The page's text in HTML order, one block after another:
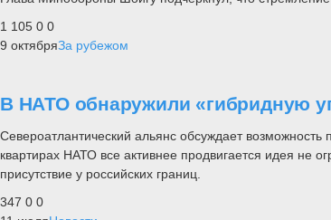
1 105 0 0
9 октябряЗа рубежом
В НАТО обнаружили «гибридную
Североатлантический альянс обсуждает
квартирах НАТО все активнее продвигается идея не
присутствие у российских границ.
347 0 0